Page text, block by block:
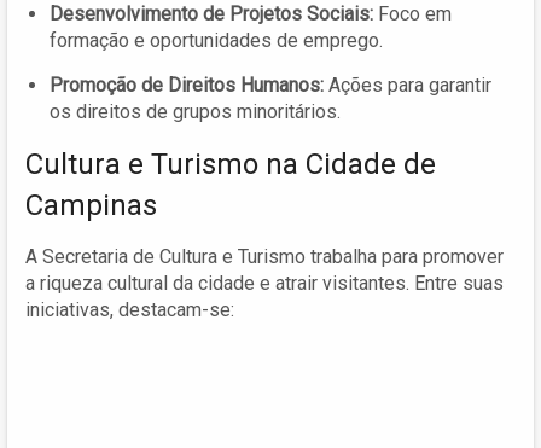
Desenvolvimento de Projetos Sociais: Foco em
formação e oportunidades de emprego.
Promoção de Direitos Humanos: Ações para garantir
os direitos de grupos minoritários.
Cultura e Turismo na Cidade de
Campinas
A Secretaria de Cultura e Turismo trabalha para promover
a riqueza cultural da cidade e atrair visitantes. Entre suas
iniciativas, destacam-se: